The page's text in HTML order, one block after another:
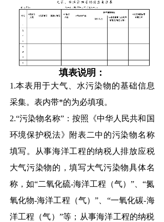
填表说明：
1.本表用于大气、水污染物的基础信息
采集。表内带*的为必填项。
2.“污染物名称”：按照《中华人民共和国
环境保护税法》附表二中的污染物名称
填写。从事海洋工程的纳税人排放应税
大气污染物的，填写大气污染物具体名
称，如“二氧化硫-海洋工程（气）”、“氮
氧化物-海洋工程（气）”、“一氧化碳-海
洋工程（气）”等；从事海洋工程的纳税